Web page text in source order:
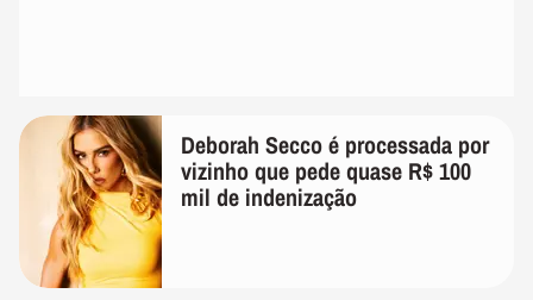
Deborah Secco é processada por
vizinho que pede quase R$ 100
mil de indenização